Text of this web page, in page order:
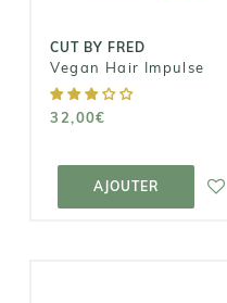
CUT BY FRED
Vegan Hair Impulse
32,00€
AJOUTER
AJOUTER AU
PANIER